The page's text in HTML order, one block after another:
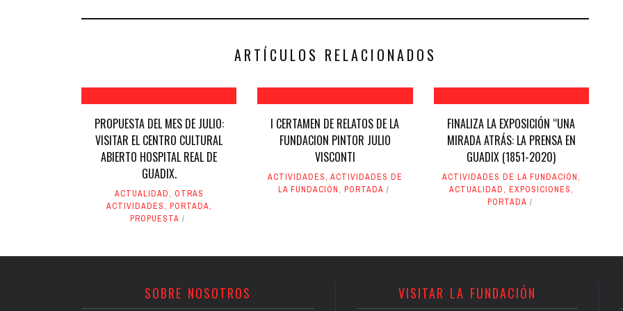
en en
ARTÍCULOS RELACIONADOS
PROPUESTA DEL MES DE JULIO:
VISITAR EL CENTRO CULTURAL
ABIERTO HOSPITAL REAL DE
GUADIX.
ACTUALIDAD, OTRAS
ACTIVIDADES, PORTADA,
PROPUESTA
I CERTAMEN DE RELATOS DE LA
FUNDACION PINTOR JULIO
VISCONTI
ACTIVIDADES, ACTIVIDADES DE
LA FUNDACIÓN, PORTADA
FINALIZA LA EXPOSICIÓN “UNA
MIRADA ATRÁS: LA PRENSA EN
GUADIX (1851-2020)
ACTIVIDADES DE LA FUNDACIÓN,
ACTUALIDAD, EXPOSICIONES,
PORTADA
SOBRE NOSOTROS VISITAR LA FUNDACIÓN